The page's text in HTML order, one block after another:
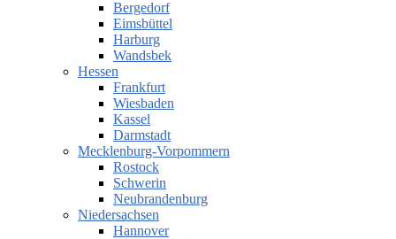
Bergedorf
Eimsbüttel
Harburg
Wandsbek
Hessen
Frankfurt
Wiesbaden
Kassel
Darmstadt
Mecklenburg-Vorpommern
Rostock
Schwerin
Neubrandenburg
Niedersachsen
Hannover